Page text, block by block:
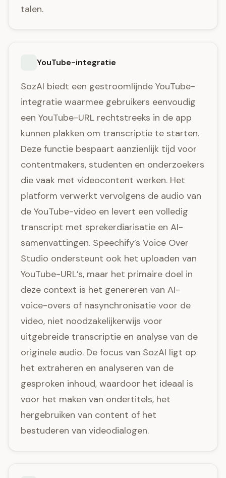
talen.
YouTube-integratie
SozAI biedt een gestroomlijnde YouTube-
integratie waarmee gebruikers eenvoudig
een YouTube-URL rechtstreeks in de app
kunnen plakken om transcriptie te starten.
Deze functie bespaart aanzienlijk tijd voor
contentmakers, studenten en onderzoekers
die vaak met videocontent werken. Het
platform verwerkt vervolgens de audio van
de YouTube-video en levert een volledig
transcript met sprekerdiarisatie en AI-
samenvattingen. Speechify’s Voice Over
Studio ondersteunt ook het uploaden van
YouTube-URL’s, maar het primaire doel in
deze context is het genereren van AI-
voice-overs of nasynchronisatie voor de
video, niet noodzakelijkerwijs voor
uitgebreide transcriptie en analyse van de
originele audio. De focus van SozAI ligt op
het extraheren en analyseren van de
gesproken inhoud, waardoor het ideaal is
voor het maken van ondertitels, het
hergebruiken van content of het
bestuderen van videodialogen.